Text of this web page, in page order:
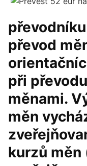
převod
při
měnami.
měn
kurzů měn